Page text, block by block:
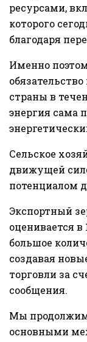
ресурсами,
которого
благодаря
Именно
страны в
энергия сама
Сельское
движущей
потенциалом
Экспортный
оценивается
большое
создавая
торговли за
сообщения.
Мы продолжим
основными